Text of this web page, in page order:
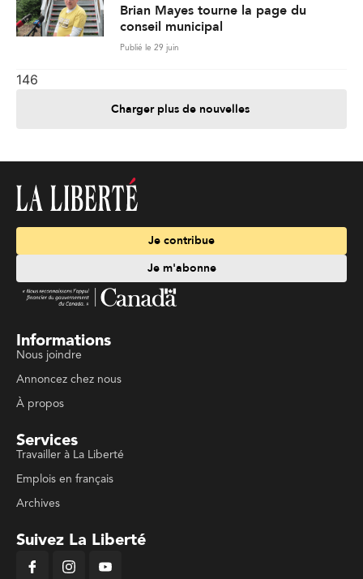
Brian Mayes tourne la page du
conseil municipal
Publié le 29 juin
146
Charger plus de nouvelles
Je contribue
Je m'abonne
Informations
Nous joindre
Annoncez chez nous
À propos
Services
Travailler à La Liberté
Emplois en français
Archives
Suivez La Liberté